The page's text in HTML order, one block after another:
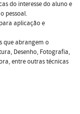
do interesse do aluno e
pessoal.
aplicação e
que abrangem o
Desenho, Fotografia,
entre outras técnicas